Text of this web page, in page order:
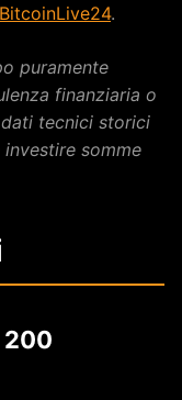
.
puramente
finanziaria o
dati tecnici storici
somme
200